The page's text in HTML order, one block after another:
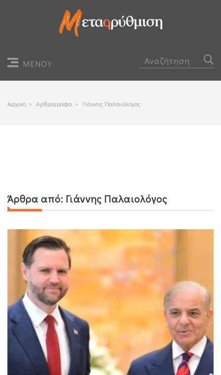
ΜΕΝΟΥ
Αρχικη > Αρθρογραφοι > Γιάννης Παλαιολόγος
Άρθρα από: Γιάννης Παλαιολόγος